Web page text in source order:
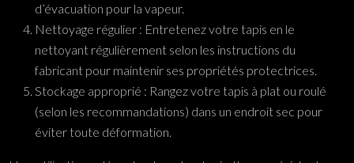
d’évacuation pour la vapeur.
Nettoyage régulier : Entretenez votre tapis en le
nettoyant régulièrement selon les instructions du
fabricant pour maintenir ses propriétés protectrices.
Stockage approprié : Rangez votre tapis à plat ou roulé
(selon les recommandations) dans un endroit sec pour
éviter toute déformation.